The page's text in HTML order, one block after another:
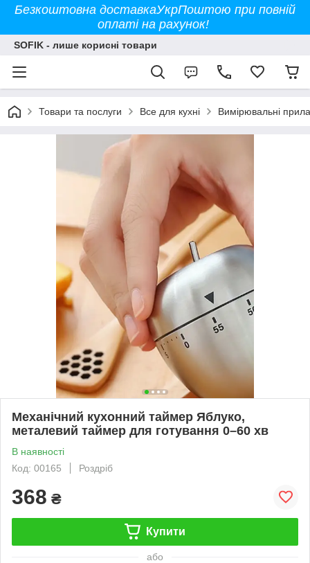
Безкоштовна доставкаУкрПоштою при повній
оплаті на рахунок!
SOFIK - лише корисні товари
Товари та послуги Все для кухні Вимірювальні
Механічний кухонний таймер Яблуко,
металевий таймер для готування 0–60 хв
В наявності
Код: 00165
Роздріб
368 ₴
Купити
або